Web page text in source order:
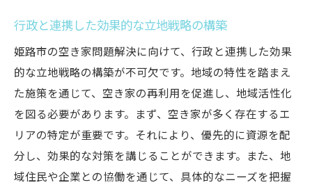
行政と連携した効果的な立地戦略の構築
姫路市の空き家問題解決に向けて、行政と連携した効果
的な立地戦略の構築が不可欠です。地域の特性を踏まえ
た施策を通じて、空き家の再利用を促進し、地域活性化
を図る必要があります。まず、空き家が多く存在するエ
リアの特定が重要です。それにより、優先的に資源を配
分し、効果的な対策を講じることができます。また、地
域住民や企業との協働を通じて、具体的なニーズを把握